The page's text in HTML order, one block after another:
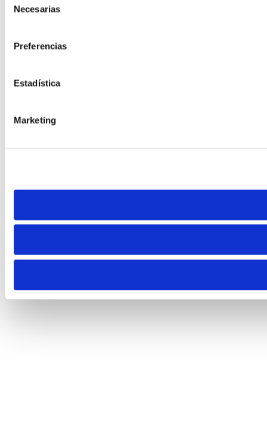
Necesarias
Preferencias
Estadística
Marketing